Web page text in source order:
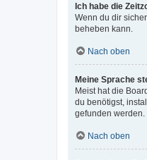
Ich habe die
Wenn du dir
beheben kann.
Nach oben
Meine Sprache
Meist hat die
du benötigst,
gefunden werden.
Nach oben